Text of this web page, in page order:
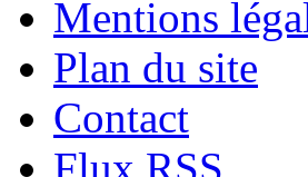
Mentions
Plan du site
Contact